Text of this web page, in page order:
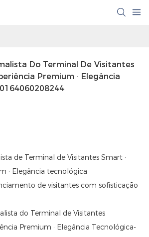
Do Terminal De Visitantes
Premium · Elegância
de Terminal de Visitantes Smart ·
· Elegância tecnológica
de visitantes com sofisticação